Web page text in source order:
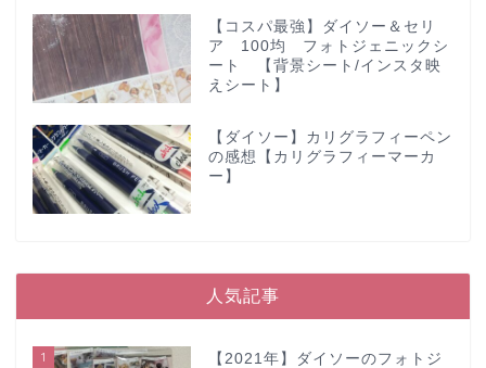
【コスパ最強】ダイソー＆セリ
ア 100均 フォトジェニックシ
ート 【背景シート/インスタ映
えシート】
【ダイソー】カリグラフィーペン
の感想【カリグラフィーマーカ
ー】
人気記事
1
【2021年】ダイソーのフォトジ